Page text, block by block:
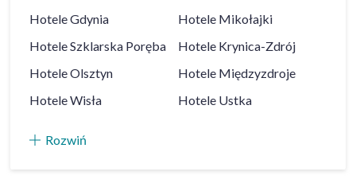
HoteleGdynia Hotele Mikołajki
HoteleSzklarska Poręba Hotele Krynica-Zdrój
HoteleOlsztyn Hotele Międzyzdroje
HoteleWisła Hotele Ustka
Rozwiń